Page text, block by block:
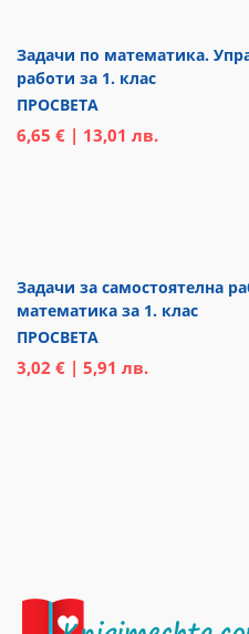
Задачи по математика.
работи за 1. клас
ПРОСВЕТА
6,65 € | 13,01 лв.
Задачи за самостоятелна
математика за 1. клас
ПРОСВЕТА
3,02 € | 5,91 лв.